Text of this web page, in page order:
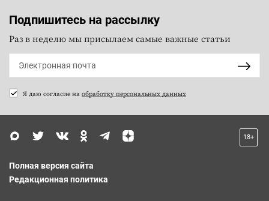
Подпишитесь на рассылку
Раз в неделю мы присылаем самые важные статьи
Я даю согласие на обработку персональных данных
18+
Полная версия сайта
Редакционная политика